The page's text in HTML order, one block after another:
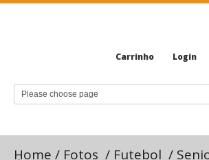
Carrinho Login
Home / Fotos / Futebol /